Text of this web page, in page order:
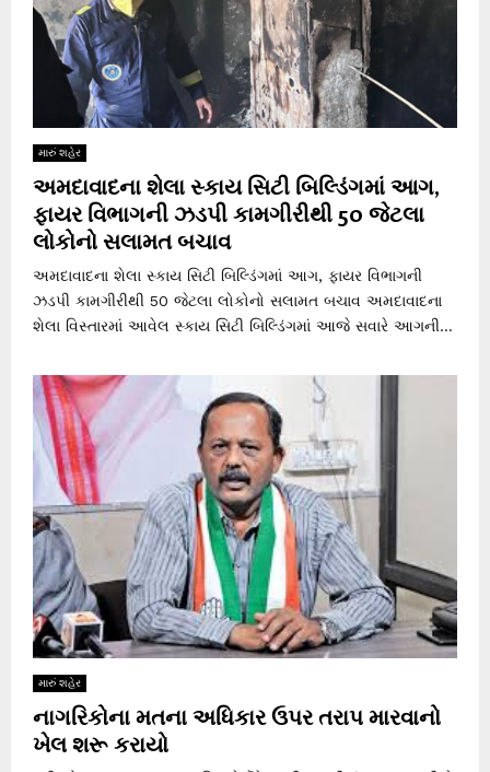
મારું શહેર
અમદાવાદના શેલા સ્કાય સિટી બિલ્ડિંગમાં આગ,
ફાયર વિભાગની ઝડપી કામગીરીથી 50 જેટલા
લોકોનો સલામત બચાવ
અમદાવાદના શેલા સ્કાય સિટી બિલ્ડિંગમાં આગ, ફાયર વિભાગની
ઝડપી કામગીરીથી 50 જેટલા લોકોનો સલામત બચાવ અમદાવાદના
શેલા વિસ્તારમાં આવેલ સ્કાય સિટી બિલ્ડિંગમાં આજે સવારે આગની...
મારું શહેર
નાગરિકોના મતના અધિકાર ઉપર તરાપ મારવાનો
ખેલ શરૂ કરાયો